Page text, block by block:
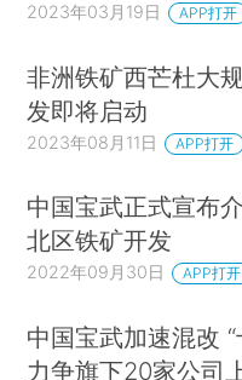
2023年03月19日 APP打开
非洲铁矿西芒杜大
发即将启动
2023年08月11日 APP打开
中国宝武正式宣布
北区铁矿开发
2022年09月30日 APP打开
中国宝武加速混改 “
力争旗下20家公司